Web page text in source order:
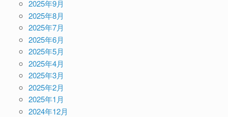
2025年9月
2025年8月
2025年7月
2025年6月
2025年5月
2025年4月
2025年3月
2025年2月
2025年1月
2024年12月